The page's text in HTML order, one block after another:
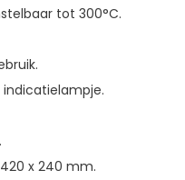
tot 300°C.
x 240 mm.